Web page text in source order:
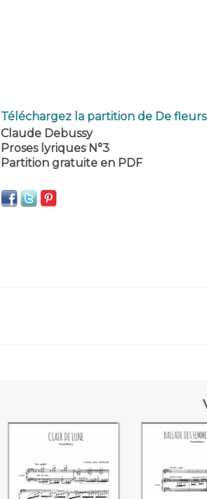
Téléchargez la partition de De
Claude Debussy
Proses lyriques N°3
Partition gratuite en PDF
Clair de Lune
((Claude Debussy))
femmes